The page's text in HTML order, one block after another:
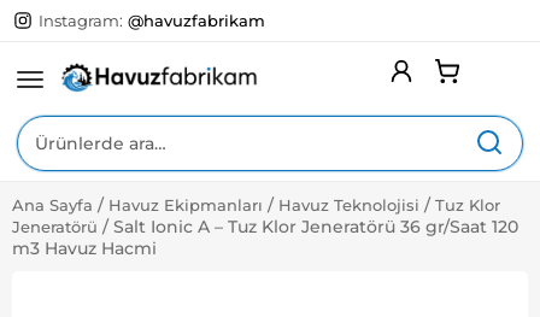
Instagram: @havuzfabrikam
Ara:
Yüzme Havuzları
Child
Ana Sayfa / Havuz Ekipmanları / Havuz Teknolojisi /Tuz Klor
Jeneratörü /Salt Ionic A – Tuz Klor Jeneratörü 36 gr/Saat 120
m3 Havuz Hacmi